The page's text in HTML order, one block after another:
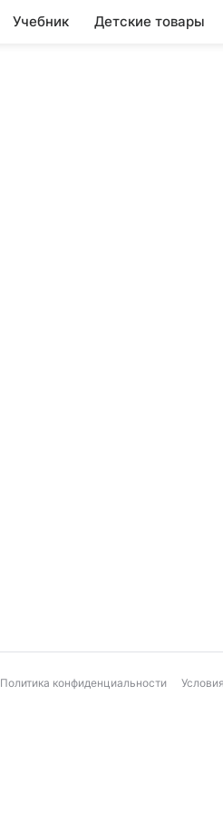
Учебник Детские товары
Политика конфиденциальности